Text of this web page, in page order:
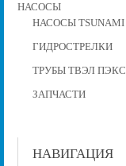
НАСОСЫ
НАСОСЫ TSUNAMI
ГИДРОСТРЕЛКИ
ТРУБЫ ТВЭЛ ПЭКС
ЗАПЧАСТИ
НАВИГАЦИЯ